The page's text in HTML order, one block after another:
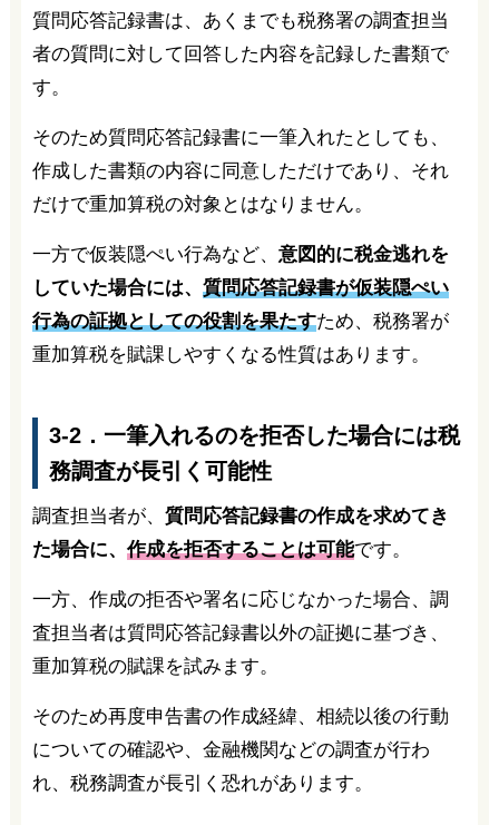
質問応答記録書は、あくまでも税務署の調査担当
者の質問に対して回答した内容を記録した書類で
す。
そのため質問応答記録書に一筆入れたとしても、
作成した書類の内容に同意しただけであり、それ
だけで重加算税の対象とはなりません。
一方で仮装隠ぺい行為など、 意図的に税金逃れを
していた場合には、 質問応答記録書が仮装隠ぺい
行為の証拠としての役割を果たすため、税務署が
重加算税を賦課しやすくなる性質はあります。
3-2．一筆入れるのを拒否した場合には税
務調査が長引く可能性
調査担当者が、 質問応答記録書の作成を求めてき
た場合に、 作成を拒否することは可能です。
一方、作成の拒否や署名に応じなかった場合、調
査担当者は質問応答記録書以外の証拠に基づき、
重加算税の賦課を試みます。
そのため再度申告書の作成経緯、相続以後の行動
についての確認や、金融機関などの調査が行わ
れ、税務調査が長引く恐れがあります。